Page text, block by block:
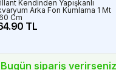
Kendinden Yapışkanlı
Arka Fon Kumlama 1 Mt
Cm
TL
Bugün sipariş